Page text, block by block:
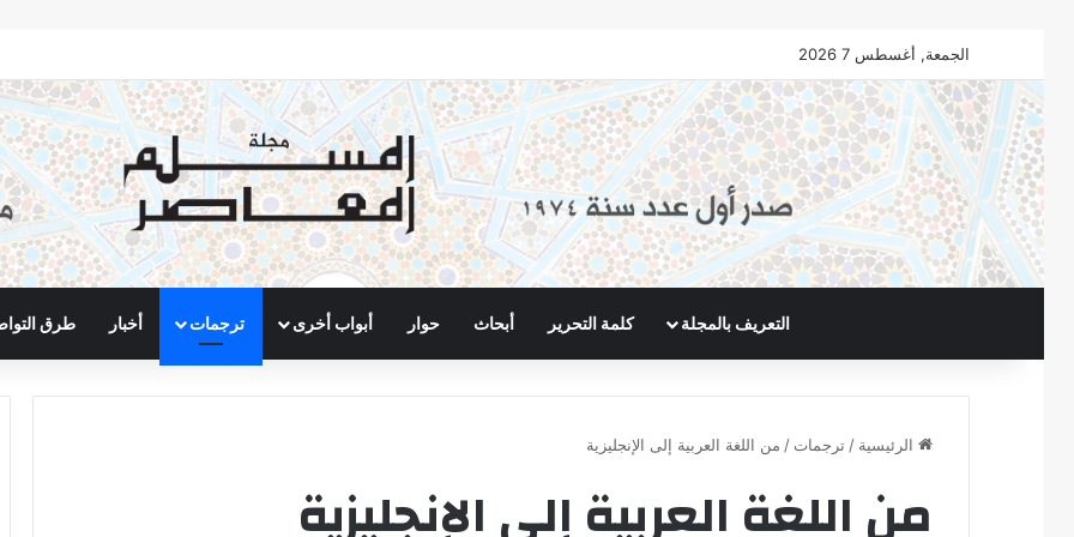
الجمعة, أغسطس 7 2026
التعريف بالمجلة كلمة التحرير أبحاث حوار أبواب أخرى ترجمات أخبار طرق
الرئيسية / ترجمات / من اللغة العربية إلى الإنجليزية
من اللغة العربية إلى الإنجليزية